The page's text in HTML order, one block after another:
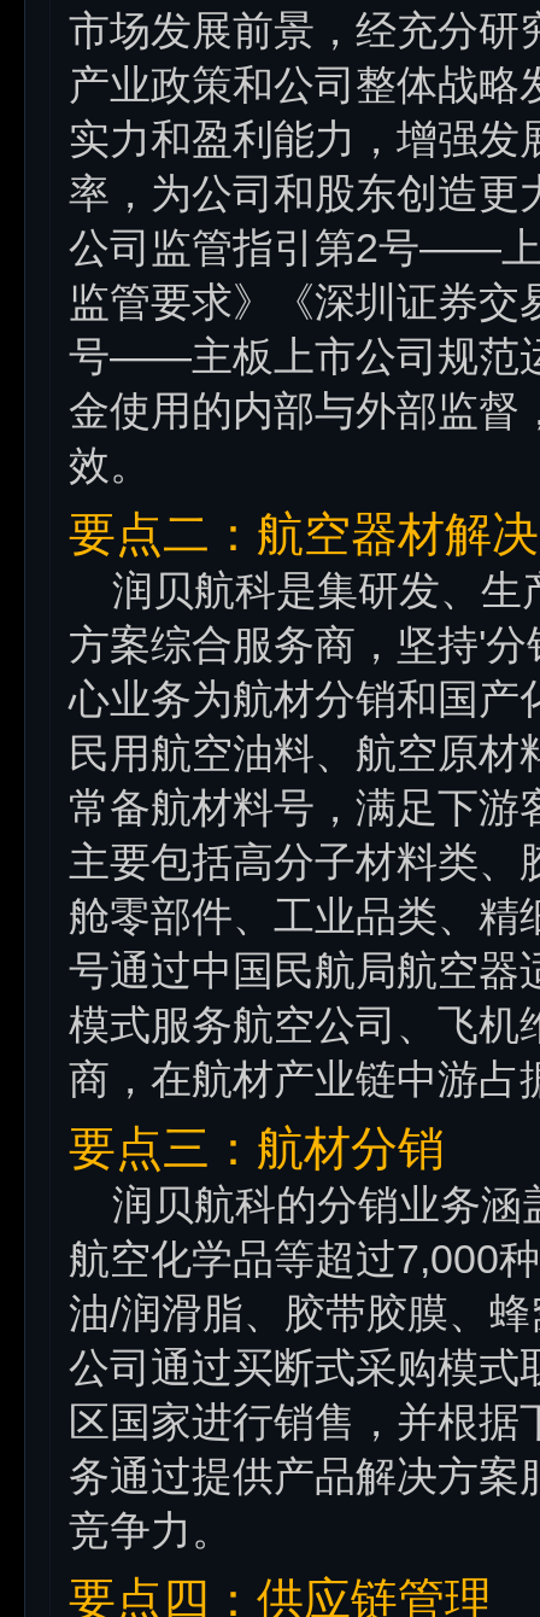
市场发展前景，经充分研
产业政策和公司整体战
实力和盈利能力，增强
率，为公司和股东创造更
公司监管指引第2号——
监管要求》《深圳证券
号——主板上市公司规范
金使用的内部与外部监督
效。
要点二：航空器材解
润贝航科是集研发、生
方案综合服务商，坚持'
心业务为航材分销和国产
民用航空油料、航空原
常备航材料号，满足下游
主要包括高分子材料类、
舱零部件、工业品类、精
号通过中国民航局航空器
模式服务航空公司、飞机
商，在航材产业链中游占
要点三：航材分销
润贝航科的分销业务涵
航空化学品等超过7,000
油/润滑脂、胶带胶膜、
公司通过买断式采购模式
区国家进行销售，并根
务通过提供产品解决方案
竞争力。
要点四：供应链管理